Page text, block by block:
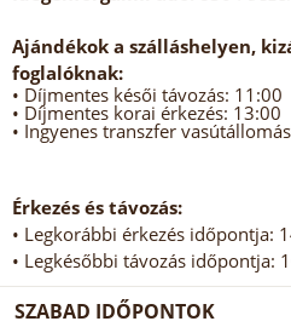
Ajándékok a szálláshelyen,
foglalóknak:
• Díjmentes késői távozás: 11:00
• Díjmentes korai érkezés: 13:00
• Ingyenes transzfer
Érkezés és távozás:
• Legkorábbi érkezés időpontja:
• Legkésőbbi távozás időpontja:
SZABAD IDŐPONTOK